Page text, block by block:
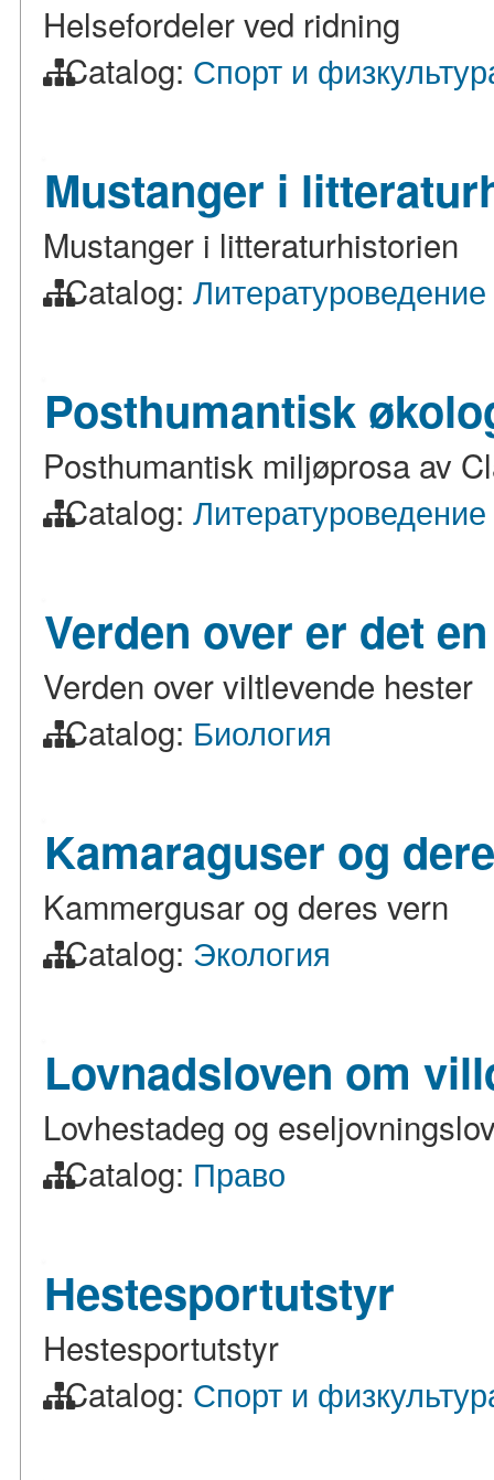
Helsefordeler ved ridning
Catalog: Спорт и
Mustanger i
Mustanger i litteraturhistorien
Catalog: Литературоведение
Posthumantisk
Posthumantisk miljøprosa av
Catalog: Литературоведение
Verden over er det
Verden over viltlevende hester
Catalog: Биология
Kamaraguser og
Kammergusar og deres vern
Catalog: Экология
Lovnadsloven om
Lovhestadeg og
Catalog: Право
Hestesportutstyr
Hestesportutstyr
Catalog: Спорт и